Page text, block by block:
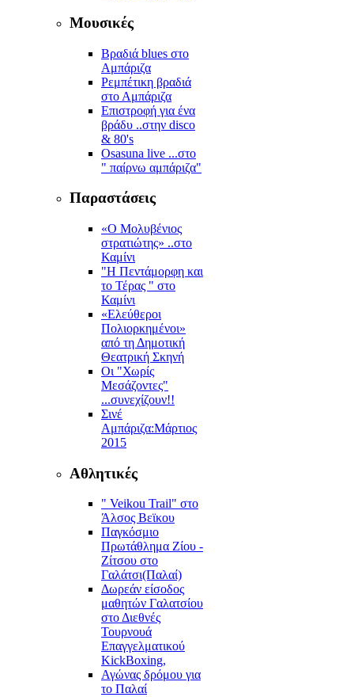
Μουσικές
Βραδιά blues στο
Αμπάριζα
Ρεμπέτικη βραδιά
στο Αμπάριζα
Επιστροφή για ένα
βράδυ ..στην disco
& 80's
Osasuna live ...στο
" παίρνω αμπάριζα"
Παραστάσεις
«Ο Μολυβένιος
στρατιώτης» ..στο
Καμίνι
"Η Πεντάμορφη και
το Τέρας " στο
Καμίνι
«Ελεύθεροι
Πολιορκημένοι»
από τη Δημοτική
Θεατρική Σκηνή
Οι "Χωρίς
Μεσάζοντες"
...συνεχίζουν!!
Σινέ
Αμπάριζα:Mάρτιος
2015
Αθλητικές
" Veikou Trail" στο
Άλσος Βεϊκου
Παγκόσμιο
Πρωτάθλημα Ζίου -
Ζίτσου στο
Γαλάτσι(Παλαί)
Δωρεάν είσοδος
μαθητών Γαλατσίου
στο Διεθνές
Τουρνουά
Επαγγελματικού
KickBoxing,
Αγώνας δρόμου για
το Παλαί